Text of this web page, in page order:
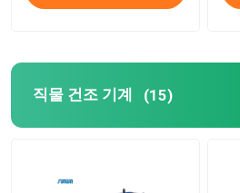
건조 기계를 쓰러뜨리세요
직물 건조 기계 (15)